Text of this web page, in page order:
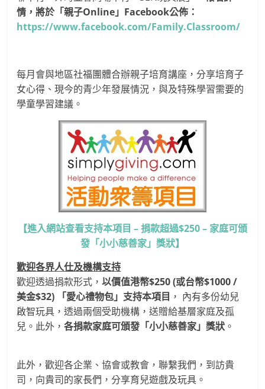
情，將於「親子Online」Facebook公佈：
https://www.facebook.com/Family.Classroom/
每月會與地區社福團體合辦親子培育講座，分享培育子
女心得、現今的青少年發展情況，與及特殊學習需要的
學童學習建議。
【進入網站查看支持本項目 – 捐款超過$250 – 家庭可頒
發「小小慈善家」獎狀】
歡迎各界人仕及機構支持
歡迎透過捐款形式，以價值港幣$250 (或台幣$1000 /
美金$32) 「愛心禮物包」支持本項目 ， 內有多份幼兒
啟智玩具，透過兩個受助機構，送贈給基層家庭及孤
兒。此外，各捐款家庭可頒發「小小慈善家」獎狀 。
此外，歡迎各企業、協會或教會，聯繫我們，到訪貴
司，向貴司的家長們，分享育兒遊戲及玩具。